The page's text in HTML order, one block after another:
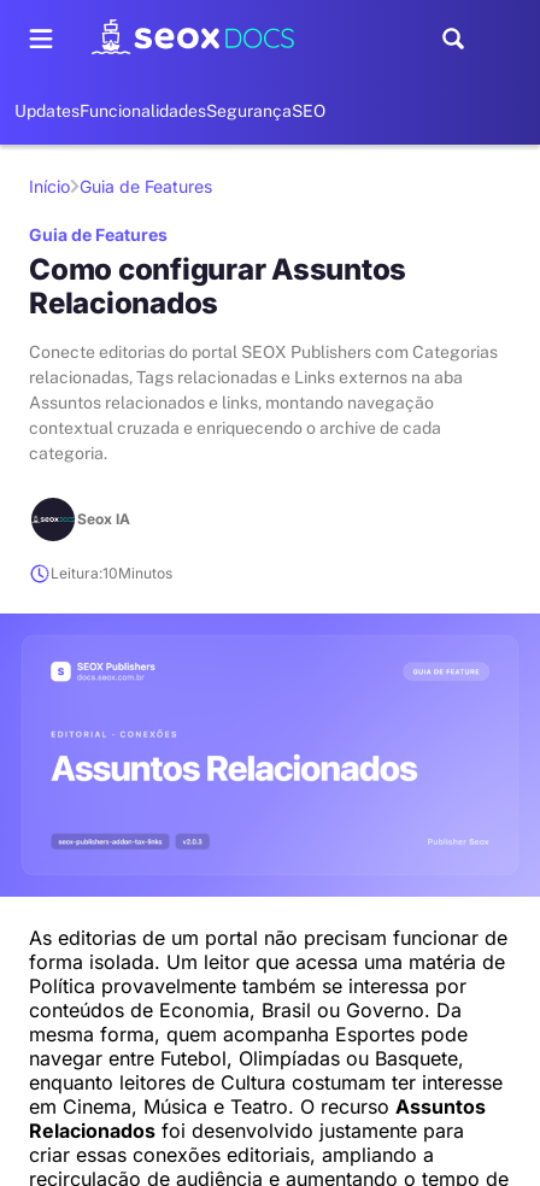
UpdatesFuncionalidadesSegurançaSEO
Início Guia de Features
Guia de Features
Como configurar Assuntos
Relacionados
Conecte editorias do portal SEOX Publishers com Categorias
relacionadas, Tags relacionadas e Links externos na aba
Assuntos relacionados e links, montando navegação
contextual cruzada e enriquecendo o archive de cada
categoria.
Seox IA
Leitura:10Minutos
As editorias de um portal não precisam funcionar de
forma isolada. Um leitor que acessa uma matéria de
Política provavelmente também se interessa por
conteúdos de Economia, Brasil ou Governo. Da
mesma forma, quem acompanha Esportes pode
navegar entre Futebol, Olimpíadas ou Basquete,
enquanto leitores de Cultura costumam ter interesse
em Cinema, Música e Teatro. O recurso Assuntos
Relacionados foi desenvolvido justamente para
criar essas conexões editoriais, ampliando a
recirculação de audiência e aumentando o tempo de